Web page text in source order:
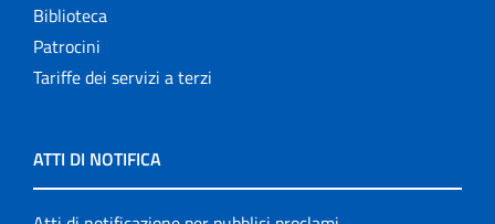
Biblioteca
Patrocini
Tariffe dei servizi a terzi
ATTI DI NOTIFICA